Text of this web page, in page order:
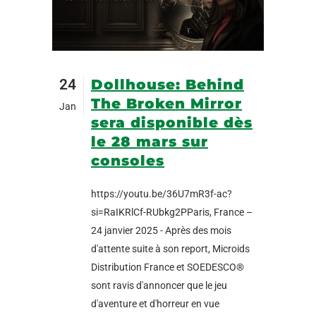
24
Jan
Dollhouse: Behind
The Broken Mirror
sera disponible dès
le 28 mars sur
consoles
https://youtu.be/36U7mR3f-ac?
si=RaIKRlCf-RUbkg2PParis, France –
24 janvier 2025 - Après des mois
d'attente suite à son report, Microids
Distribution France et SOEDESCO®
sont ravis d'annoncer que le jeu
d'aventure et d'horreur en vue